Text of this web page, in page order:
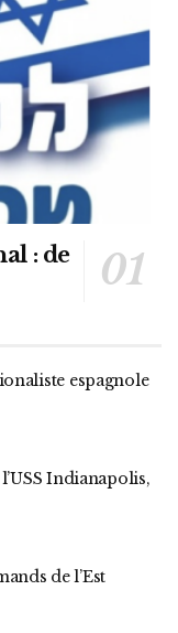
: de
espagnole
Indianapolis,
de l’Est